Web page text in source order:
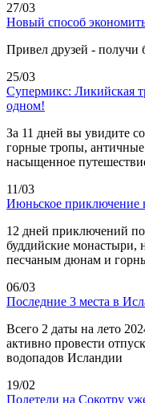
27/03
Новый способ
Привел друзей - получи
25/03
Супермикс: Ликийская
одном!
За 11 дней вы увидите
горные тропы,
насыщенное
11/03
Июньское приключение
12 дней приключений
буддийские монастыри,
песчаным дюнам и
06/03
Последние 3 места в
Всего 2 даты на лето
активно провести
водопадов Исландии
19/02
Полетели на Сокотру